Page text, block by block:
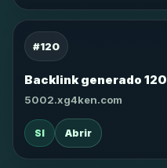
#120
Backlink generado 120
5002.xg4ken.com
SI Abrir